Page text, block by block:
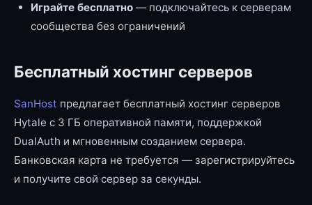
Играйте бесплатно — подключайтесь к серверам
сообщества без ограничений
Бесплатный хостинг серверов
SanHost предлагает бесплатный хостинг серверов
Hytale с 3 ГБ оперативной памяти, поддержкой
DualAuth и мгновенным созданием сервера.
Банковская карта не требуется — зарегистрируйтесь
и получите свой сервер за секунды.